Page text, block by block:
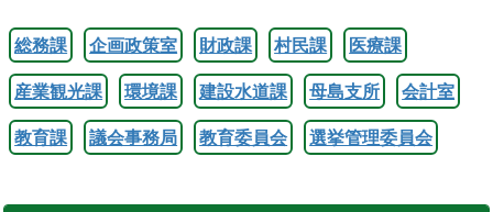
総務課 企画政策室 財政課 村民課
医療課
産業観光課
環境課 建設水道課 母島支所
会計室
教育課
議会事務局 教育委員会 選挙管理委員会